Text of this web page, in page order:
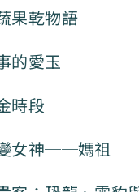
果乾物語
的愛玉
時段
女神──媽祖